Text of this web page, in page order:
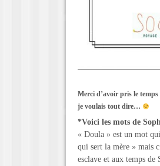
Merci d’avoir pris le
je voulais tout dire…
*Voici les mots de
« Doula » est un mot
qui sert la mère » mais
esclave et aux temps